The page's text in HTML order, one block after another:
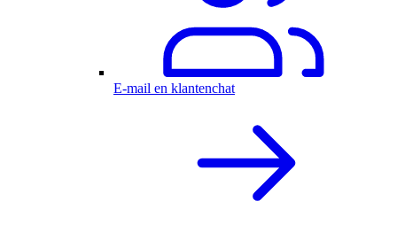
E-mail en klantenchat